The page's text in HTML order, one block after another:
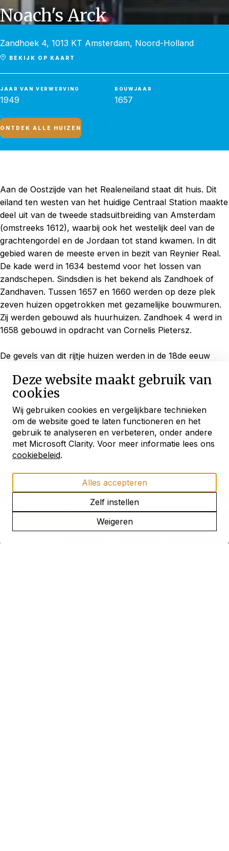
Deze website maakt gebruik van
cookies
Wij gebruiken cookies en vergelijkbare technieken
om de website goed te laten functioneren en het
gebruik te analyseren en verbeteren, onder andere
met Microsoft Clarity. Voor meer informatie lees ons
cookiebeleid.
Alles accepteren
Weigeren
Zelf instellen
Noach's Arck
Zandhoek 4, 1013 KT Amsterdam, Noord-Holland
BEKIJK OP KAART
JAAR VAN VERWERVING
1949
BOUWJAAR
1657
ONTDEK ALLE HUIZEN
Aan de Oostzijde van het Realeneiland staat dit huis. Dit
eiland ten westen van het huidige Centraal Station maakte
deel uit van de tweede stadsuitbreiding van Amsterdam
(omstreeks 1612), waarbij ook het westelijk deel van de
grachtengordel en de Jordaan tot stand kwamen. In dit
gebied waren de meeste erven in bezit van Reynier Real.
De kade werd in 1634 bestemd voor het lossen van
zandschepen. Sindsdien is het bekend als Zandhoek of
Zandhaven. Tussen 1657 en 1660 werden op deze plek
zeven huizen opgetrokken met gezamelijke bouwmuren.
Zij werden gebouwd als huurhuizen. Zandhoek 4 werd in
1658 gebouwd in opdracht van Cornelis Pietersz.
De gevels van dit rijtje huizen werden in de 18de eeuw
gevelstenen met de beeltenissen van Pieter, St. Jan en
Noach's Ark. De huizen werden voorzien van nieuwe
toppen met beeldhouwwerk in Lodewijk XV stijl. Ook het
interieur werd gemoderniseerd. In de benedenwoning van
Zandhoek 4 bevindt zich een hoekkast en een binnenpui
met snijwerk in deze stijl.
Voor meer informatie zie Huizen in Nederland, deel II
Amsterdam pp. 215-217.
Blijf ontdekken
met onze maandelijksenieuwsbrief
Activiteiten en openstellingen
Actueel huuraanbod
ONTVANG DE NIEUWSBRIEF